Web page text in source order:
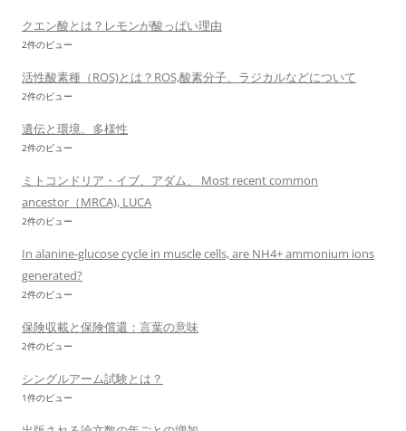
クエン酸とは？レモンが酸っぱい理由
2件のビュー
活性酸素種（ROS)とは？ROS,酸素分子、ラジカルなどについて
2件のビュー
遺伝と環境、多様性
2件のビュー
ミトコンドリア・イブ、アダム、 Most recent common
ancestor（MRCA), LUCA
2件のビュー
In alanine-glucose cycle in muscle cells, are NH4+ ammonium ions
generated?
2件のビュー
保険収載と保険償還：言葉の意味
2件のビュー
シングルアーム試験とは？
1件のビュー